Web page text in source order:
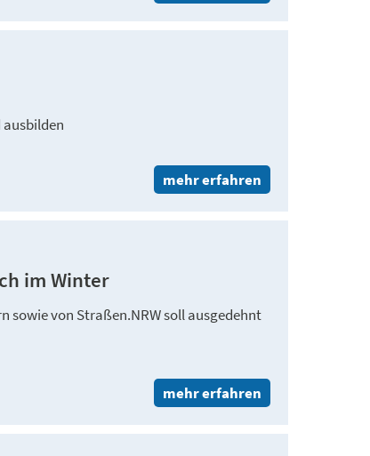
mehr erfahren
im Winter
sowie von Straßen.NRW soll ausgedehnt
mehr erfahren